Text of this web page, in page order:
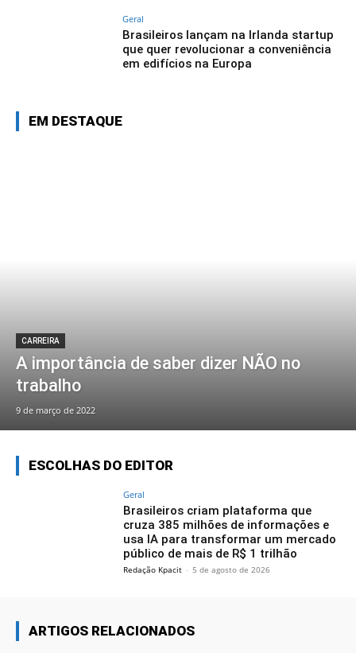
Geral
Brasileiros lançam na Irlanda startup
que quer revolucionar a conveniência
em edifícios na Europa
EM DESTAQUE
CARREIRA
A importância de saber dizer NÃO no
trabalho
9 de março de 2022
ESCOLHAS DO EDITOR
Geral
Brasileiros criam plataforma que
cruza 385 milhões de informações e
usa IA para transformar um mercado
público de mais de R$ 1 trilhão
Redação Kpacit - 5 de agosto de 2026
ARTIGOS RELACIONADOS